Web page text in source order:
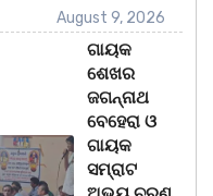
August 9, 2026
ଗାୟକ
ଶେଖର
ଜଗନ୍ନାଥ
ବେହେରା ଓ
ଗାୟକ
ସମ୍ରାଟ